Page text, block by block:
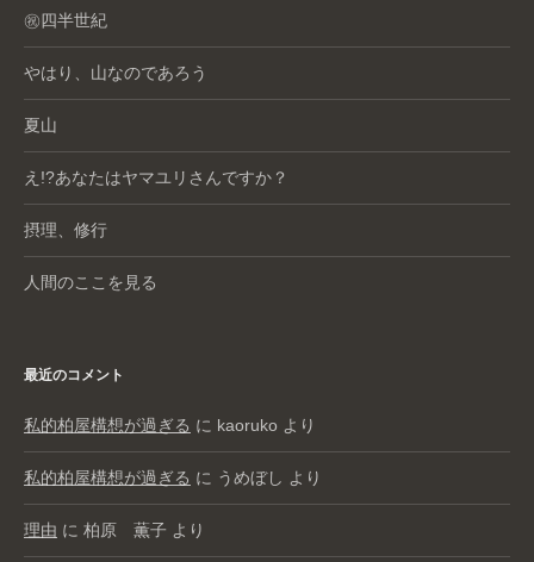
㊗️四半世紀
やはり、山なのであろう
夏山
え!?あなたはヤマユリさんですか？
摂理、修行
人間のここを見る
最近のコメント
私的柏屋構想が過ぎる に kaoruko より
私的柏屋構想が過ぎる に うめぼし より
理由 に 柏原 薫子 より